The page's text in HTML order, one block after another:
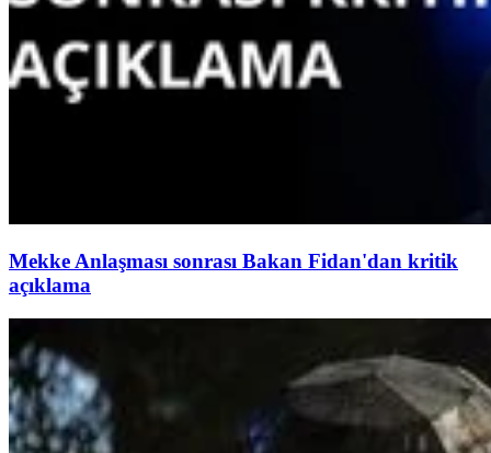
Mekke Anlaşması sonrası Bakan Fidan'dan kritik
açıklama